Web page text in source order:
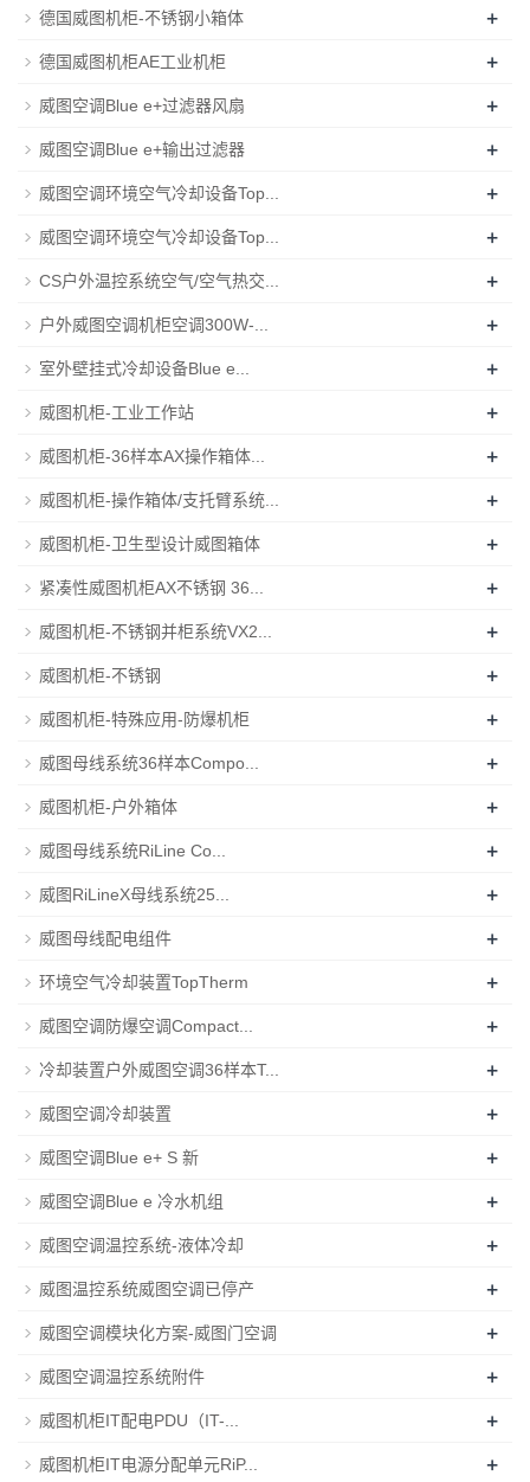
德国威图机柜-不锈钢小箱体 +
德国威图机柜AE工业机柜 +
威图空调Blue e+过滤器风扇 +
威图空调Blue e+输出过滤器 +
威图空调环境空气冷却设备Top... +
威图空调环境空气冷却设备Top... +
CS户外温控系统空气/空气热交... +
户外威图空调机柜空调300W-... +
室外壁挂式冷却设备Blue e... +
威图机柜-工业工作站 +
威图机柜-36样本AX操作箱体... +
威图机柜-操作箱体/支托臂系统... +
威图机柜-卫生型设计威图箱体 +
紧凑性威图机柜AX不锈钢 36... +
威图机柜-不锈钢并柜系统VX2... +
威图机柜-不锈钢 +
威图机柜-特殊应用-防爆机柜 +
威图母线系统36样本Compo... +
威图机柜-户外箱体 +
威图母线系统RiLine Co... +
威图RiLineX母线系统25... +
威图母线配电组件 +
环境空气冷却装置TopTherm +
威图空调防爆空调Compact... +
冷却装置户外威图空调36样本T... +
威图空调冷却装置 +
威图空调Blue e+ S 新 +
威图空调Blue e 冷水机组 +
威图空调温控系统-液体冷却 +
威图温控系统威图空调已停产 +
威图空调模块化方案-威图门空调 +
威图空调温控系统附件 +
威图机柜IT配电PDU（IT-... +
威图机柜IT电源分配单元RiP... +